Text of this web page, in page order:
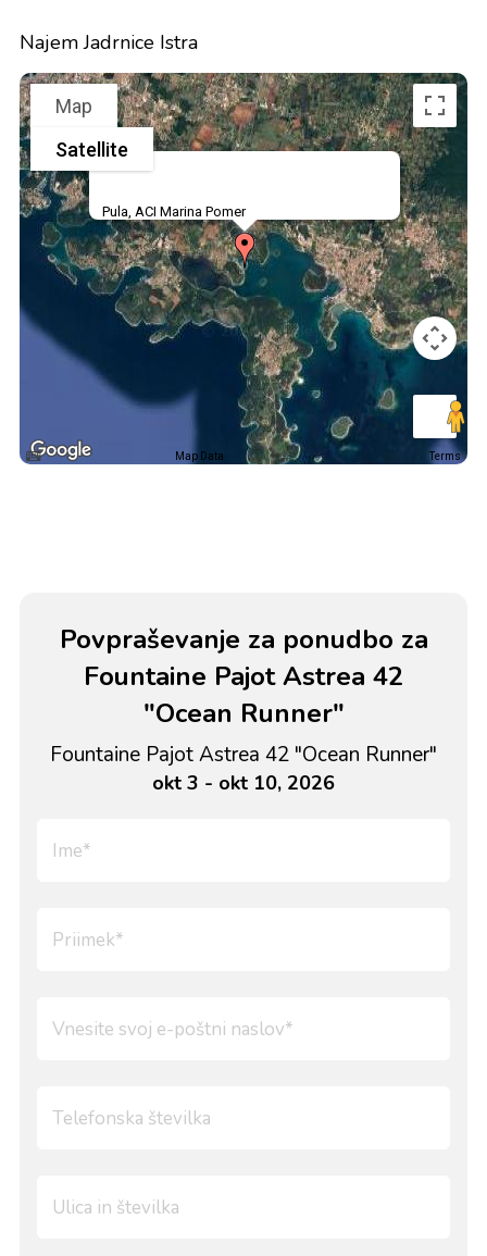
Najem Jadrnice Istra
Pula, ACI Marina Pomer
Map
Satellite
Map Data Terms
Povpraševanje za ponudbo za
Fountaine Pajot Astrea 42
"Ocean Runner"
Fountaine Pajot Astrea 42 "Ocean Runner"
okt 3 - okt 10, 2026